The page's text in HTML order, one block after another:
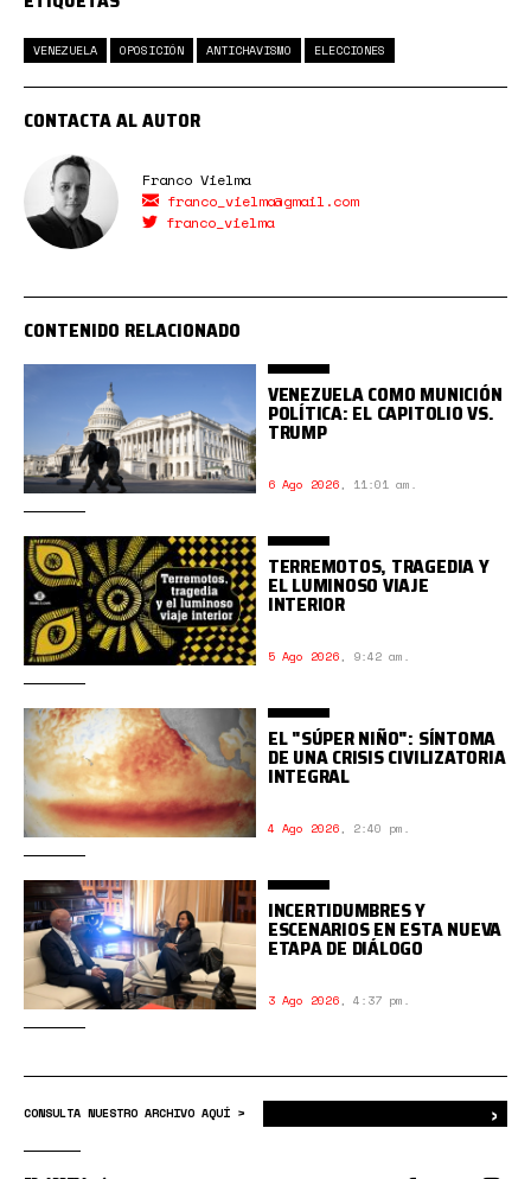
VENEZUELA OPOSICIÓN ANTICHAVISMO ELECCIONES
CONTACTA AL AUTOR
Franco Vielma
franco_vielma@gmail.com
franco_vielma
CONTENIDO RELACIONADO
VENEZUELA COMO MUNICIÓN
POLÍTICA: EL CAPITOLIO VS.
TRUMP
6 Ago 2026, 11:01 am.
TERREMOTOS, TRAGEDIA Y
EL LUMINOSO VIAJE
INTERIOR
5 Ago 2026, 9:42 am.
EL "SÚPER NIÑO": SÍNTOMA
DE UNA CRISIS CIVILIZATORIA
INTEGRAL
4 Ago 2026, 2:40 pm.
INCERTIDUMBRES Y
ESCENARIOS EN ESTA NUEVA
ETAPA DE DIÁLOGO
3 Ago 2026, 4:37 pm.
CONSULTA NUESTRO ARCHIVO AQUÍ > ›